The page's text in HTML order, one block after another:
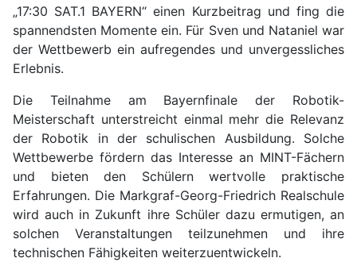
„17:30 SAT.1 BAYERN“ einen Kurzbeitrag und fing die
spannendsten Momente ein. Für Sven und Nataniel war
der Wettbewerb ein aufregendes und unvergessliches
Erlebnis.
Die Teilnahme am Bayernfinale der Robotik-
Meisterschaft unterstreicht einmal mehr die Relevanz
der Robotik in der schulischen Ausbildung. Solche
Wettbewerbe fördern das Interesse an MINT-Fächern
und bieten den Schülern wertvolle praktische
Erfahrungen. Die Markgraf-Georg-Friedrich Realschule
wird auch in Zukunft ihre Schüler dazu ermutigen, an
solchen Veranstaltungen teilzunehmen und ihre
technischen Fähigkeiten weiterzuentwickeln.